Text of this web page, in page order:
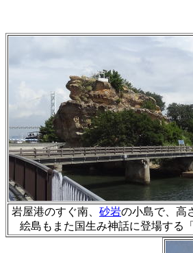
岩屋港のすぐ南、 砂岩の小島で、高
絵島もまた国生み神話に登場する